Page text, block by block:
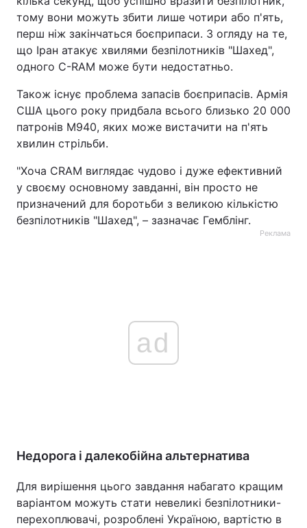
тому вони можуть збити лише чотири або п'ять,
перш ніж закінчаться боєприпаси. З огляду на те,
що Іран атакує хвилями безпілотників "Шахед",
одного C-RAM може бути недостатньо.
Також існує проблема запасів боєприпасів. Армія
США цього року придбала всього близько 20 000
патронів M940, яких може вистачити на п'ять
хвилин стрільби.
"Хоча CRAM виглядає чудово і дуже ефективний
у своєму основному завданні, він просто не
призначений для боротьби з великою кількістю
безпілотників "Шахед", – зазначає Гемблінг.
Реклама
ad
Недорога і далекобійна альтернатива
Для вирішення цього завдання набагато кращим
варіантом можуть стати невеликі безпілотники-
перехоплювачі, розроблені Україною, вартістю в